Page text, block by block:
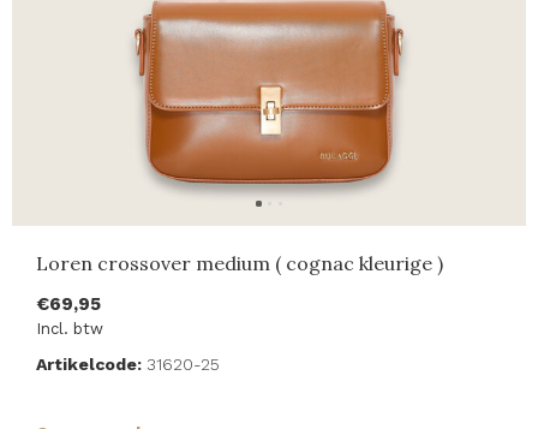
Loren crossover medium ( cognac kleurige )
€69,95
Incl. btw
Artikelcode: 31620-25